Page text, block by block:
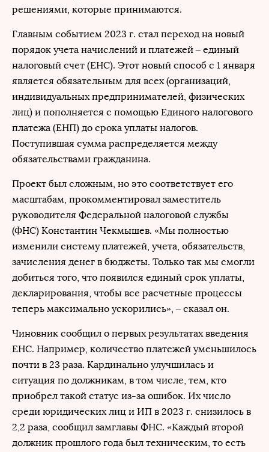
решениями, которые принимаются.
Главным событием 2023 г. стал переход на новый
порядок учета начислений и платежей – единый
налоговый счет (ЕНС). Этот новый способ с 1 января
является обязательным для всех (организаций,
индивидуальных предпринимателей, физических
лиц) и пополняется с помощью Единого налогового
платежа (ЕНП) до срока уплаты налогов.
Поступившая сумма распределяется между
обязательствами гражданина.
Проект был сложным, но это соответствует его
масштабам, прокомментировал заместитель
руководителя Федеральной налоговой службы
(ФНС) Константин Чекмышев. «Мы полностью
изменили систему платежей, учета, обязательств,
зачисления денег в бюджеты. Только так мы смогли
добиться того, что появился единый срок уплаты,
декларирования, чтобы все расчетные процессы
теперь максимально ускорились», – сказал он.
Чиновник сообщил о первых результатах введения
ЕНС. Например, количество платежей уменьшилось
почти в 23 раза. Кардинально улучшилась и
ситуация по должникам, в том числе, тем, кто
приобрел такой статус из-за ошибок. Их число
среди юридических лиц и ИП в 2023 г. снизилось в
2,2 раза, сообщил замглавы ФНС. «Каждый второй
должник прошлого года был техническим, то есть